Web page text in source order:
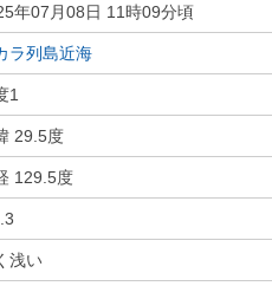
年07月08日 11時09分頃
ラ列島近海
1
29.5度
129.5度
浅い